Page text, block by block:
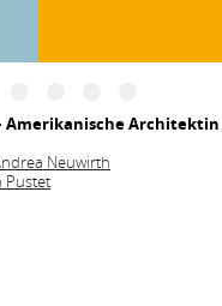
Amerikanische
Neuwirth
Pustet